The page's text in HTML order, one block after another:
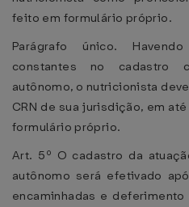
feito em formulário próprio.
Parágrafo único.
constantes no cadastro
autônomo, o nutricionista
CRN de sua jurisdição, em
formulário próprio.
Art. 5º O cadastro da
autônomo será efetivado
encaminhadas e